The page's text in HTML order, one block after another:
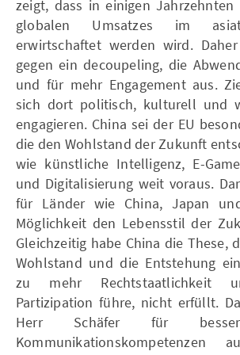
zeigt, dass in einigen
globalen Umsatzes im
erwirtschaftet werden wird.
gegen ein decoupeling, die
und für mehr Engagement aus.
sich dort politisch, kulturell und
engagieren. China sei der EU
die den Wohlstand der Zukunft
wie künstliche Intelligenz, E-
und Digitalisierung weit voraus.
für Länder wie China, Japan
Möglichkeit den Lebensstil der
Gleichzeitig habe China die These,
Wohlstand und die Entstehung
zu mehr Rechtstaatlichkeit
Partizipation führe, nicht erfüllt.
Herr Schäfer für